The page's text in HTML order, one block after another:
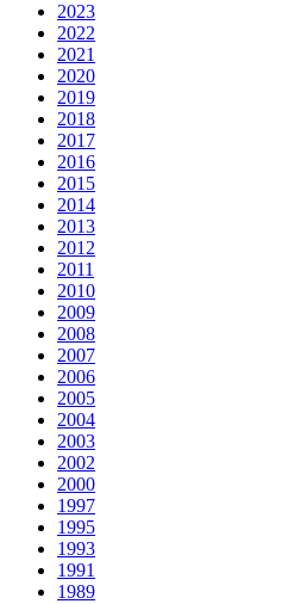
2023
2022
2021
2020
2019
2018
2017
2016
2015
2014
2013
2012
2011
2010
2009
2008
2007
2006
2005
2004
2003
2002
2000
1997
1995
1993
1991
1989